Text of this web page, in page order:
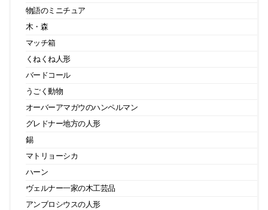
物語のミニチュア
木・森
マッチ箱
くねくね人形
バードコール
うごく動物
オーバーアマガウのハンペルマン
グレドナー地方の人形
錫
マトリョーシカ
ハーン
ヴェルナー一家の木工芸品
アンブロシウスの人形